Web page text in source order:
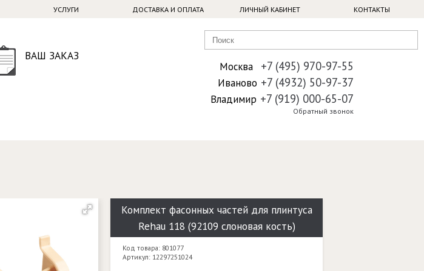
УСЛУГИ ДОСТАВКА И ОПЛАТА ЛИЧНЫЙ КАБИНЕТ КОНТАКТЫ
ВАШ ЗАКАЗ
Москва +7 (495) 970-97-55
Иваново +7 (4932) 50-97-37
Владимир +7 (919) 000-65-07
Обратный звонок
Комплект фасонных частей для плинтуса
Rehau 118 (92109 слоновая кость)
Код товара: 801077
Артикул: 12297251024